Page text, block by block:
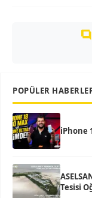
POPÜLER
iPhone
Tesisi